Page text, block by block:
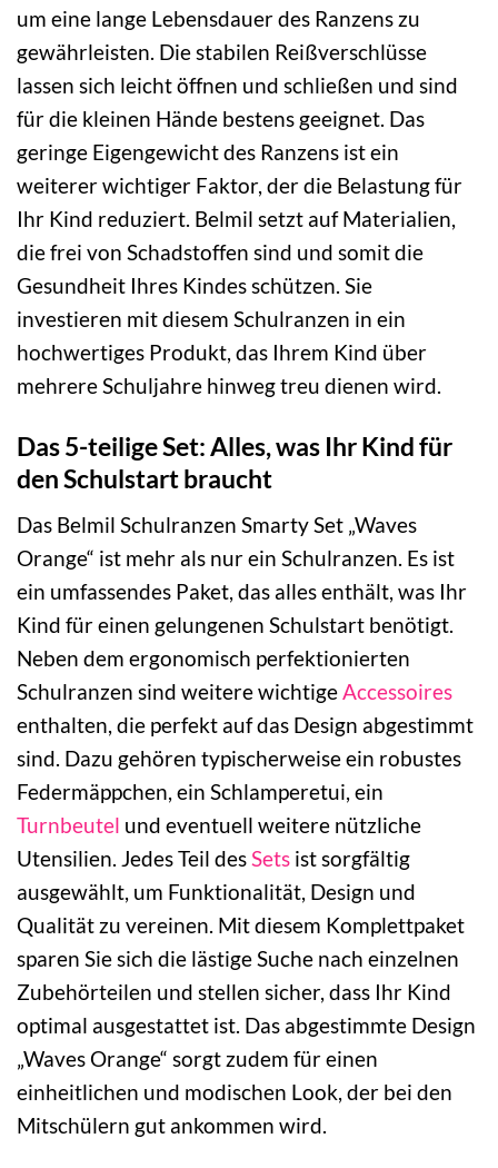
um eine lange Lebensdauer des Ranzens zu
gewährleisten. Die stabilen Reißverschlüsse
lassen sich leicht öffnen und schließen und sind
für die kleinen Hände bestens geeignet. Das
geringe Eigengewicht des Ranzens ist ein
weiterer wichtiger Faktor, der die Belastung für
Ihr Kind reduziert. Belmil setzt auf Materialien,
die frei von Schadstoffen sind und somit die
Gesundheit Ihres Kindes schützen. Sie
investieren mit diesem Schulranzen in ein
hochwertiges Produkt, das Ihrem Kind über
mehrere Schuljahre hinweg treu dienen wird.
Das 5-teilige Set: Alles, was Ihr Kind für
den Schulstart braucht
Das Belmil Schulranzen Smarty Set „Waves
Orange“ ist mehr als nur ein Schulranzen. Es ist
ein umfassendes Paket, das alles enthält, was Ihr
Kind für einen gelungenen Schulstart benötigt.
Neben dem ergonomisch perfektionierten
Schulranzen sind weitere wichtigeAccessoires
enthalten, die perfekt auf das Design abgestimmt
sind. Dazu gehören typischerweise ein robustes
Federmäppchen, ein Schlamperetui, ein
Turnbeutel und eventuell weitere nützliche
Utensilien. Jedes Teil desSets ist sorgfältig
ausgewählt, um Funktionalität, Design und
Qualität zu vereinen. Mit diesem Komplettpaket
sparen Sie sich die lästige Suche nach einzelnen
Zubehörteilen und stellen sicher, dass Ihr Kind
optimal ausgestattet ist. Das abgestimmte Design
„Waves Orange“ sorgt zudem für einen
einheitlichen und modischen Look, der bei den
Mitschülern gut ankommen wird.